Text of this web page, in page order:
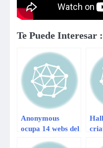
Te Puede Interesar :
Anonymous
ocupa 14 webs del